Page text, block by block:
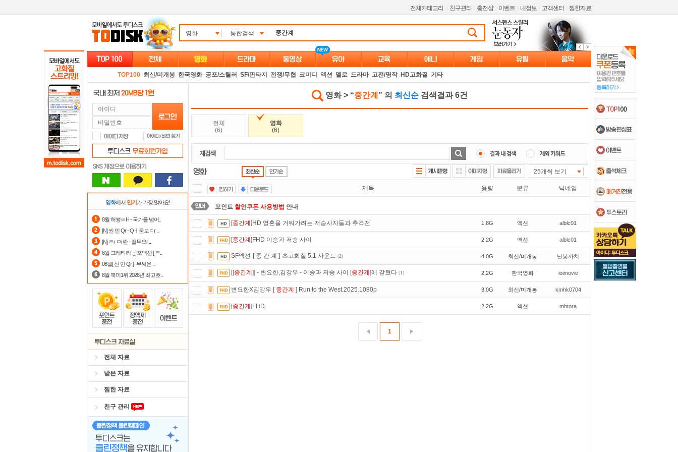
전체카테고리 친구관리 충전샵 이벤트 내정보 고객센터 찜한자료
영화 통합검색
TOP100 최신/미개봉 한국영화 공포/스릴러 SF/판타지 전쟁/무협 코미디 액션 멜로 드라마 고전/명작 HD고화질 기타
영화에서 인기가 가장 많아요!
8월 허썽ㅌH - 국가를 넘어..
[N] 씬 민 Qr - Qㅓ둠보ㄷr ..
[N] ㄹr ㅁi 란 - 질투오r ..
8월 그레타리 공포액션 [ ㄹ..
08월[ 신 민 Qr ]- 무써운 ..
8월 북미1위 2026년 최고호..
전체 자료
받은 자료
찜한 자료
친구 관리
영화 > “중간계 ” 의 최신순 검색결과 6건
전체
(6)
영화
(6)
25개씩 보기
제목 용량 분류 닉네임
포인트 할인쿠폰 사용방법 안내
출석체크이벤트! 매일매일출석체크!
숨어있는 카드 마일리지 조회하고 100% 무료충전!
댓글만 잘써도
자녀보호기능으로 가족과 함께 투디스크를 이용하세요~
요즘 뭐가 재밌지?고민되면 눌러봐!투스토리~
정액제할인쿠폰 사용방법안내
[중간계 ]HD 영혼을 거둬가려는 저승사자들과 추격전 1.8G 액션 alblc01
[중간계 ]FHD 이승과 저승 사이 2.2G 액션 alblc01
SF액션-[ 중 간 계 ]-초고화질 5.1 사운드 (2) 4.0G 최신/미개봉 난봉까치
[[중간계 ]] - 변요한,김강우 - 이승과 저승 사이 [중간계 ]에 갇혔다 (1) 2.2G 한국영화 ioimovie
변요한X김강우 [ 중간계 ] Run to the West.2025.1080p 3.0G 최신/미개봉 kmhk0704
[중간계 ]FHD 2.2G 액션 mhtora
1